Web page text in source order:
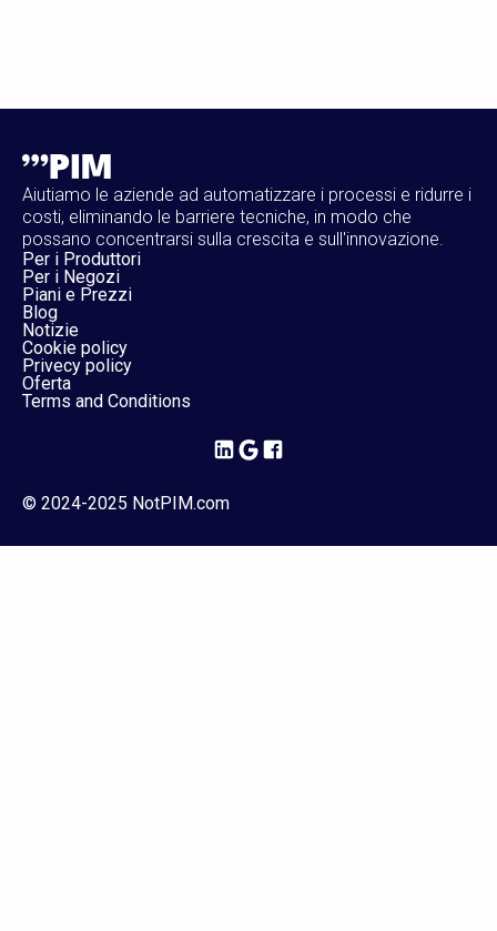
Aiutiamo le aziende ad automatizzare i processi e ridurre i
costi, eliminando le barriere tecniche, in modo che
possano concentrarsi sulla crescita e sull'innovazione.
Per i Produttori
Per i Negozi
Piani e Prezzi
Blog
Notizie
Cookie policy
Privecy policy
Oferta
Terms and Conditions
© 2024-2025 NotPIM.com